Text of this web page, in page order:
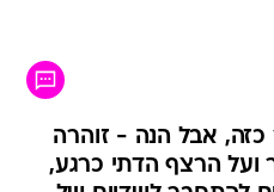
כזה, אבל הנה - זוהרה
ועל הרצף הדתי כרגע,